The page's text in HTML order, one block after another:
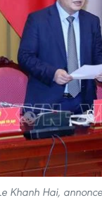
Khanh Hai,